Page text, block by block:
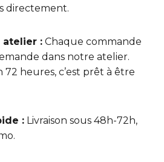
directement.
atelier : Chaque commande
dans notre atelier.
72 heures, c’est prêt à être
: Livraison sous 48h-72h,